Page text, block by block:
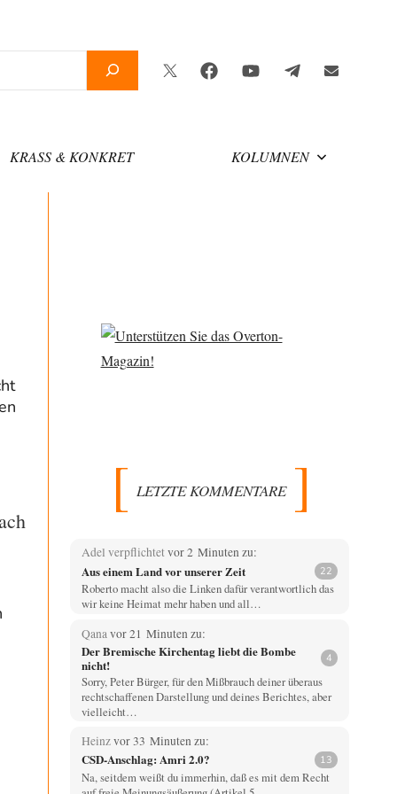
TwitterFacebookYouTubeTelegramNewsletter
KRASS & KONKRET KOLUMNEN
LETZTE KOMMENTARE
Adel verpflichtetvor 2 Minuten zu:
Aus einem Land vor unserer Zeit 22
Roberto macht also die Linken dafür verantwortlich das
wir keine Heimat mehr haben und all…
Qana vor 21 Minuten zu:
Der Bremische Kirchentag liebt die Bombe
nicht!
4
Sorry, Peter Bürger, für den Mißbrauch deiner überaus
rechtschaffenen Darstellung und deines Berichtes, aber
vielleicht…
Heinzvor 33 Minuten zu:
CSD-Anschlag: Amri 2.0? 13
Na, seitdem weißt du immerhin, daß es mit dem Recht